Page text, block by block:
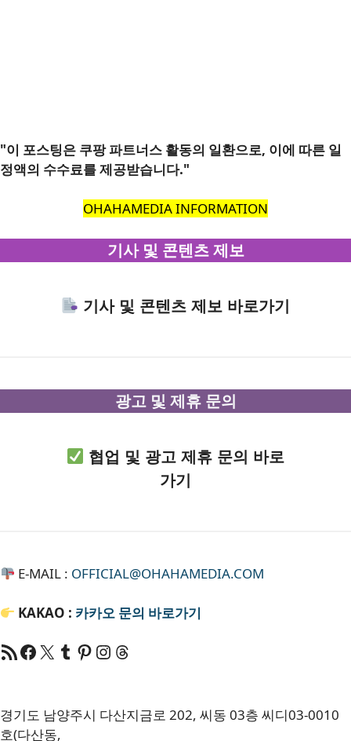
"이 포스팅은 쿠팡 파트너스 활동의 일환으로, 이에 따른 일
정액의 수수료를 제공받습니다."
OHAHAMEDIA INFORMATION
기사 및 콘텐츠 제보
기사 및 콘텐츠 제보 바로가기
광고 및 제휴 문의
협업 및 광고 제휴 문의 바로
가기
E-MAIL : OFFICIAL@OHAHAMEDIA.COM
KAKAO : 카카오 문의 바로가기
RSS 피드Facebook
X Tumblr
Pinterest
RSSThreads
경기도 남양주시 다산지금로 202, 씨동 03층 씨디03-0010
호(다산동,